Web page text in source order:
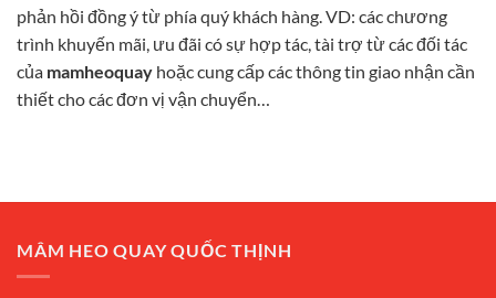
phản hồi đồng ‎ý‎ từ phía quý khách hàng. VD: các chương
trình khuyến mãi, ưu đãi có sự hợp tác, tài trợ từ các đối tác
của mamheoquay hoặc cung cấp các thông tin giao nhận cần
thiết cho các đơn vị vận chuyển…
MÂM HEO QUAY QUỐC THỊNH